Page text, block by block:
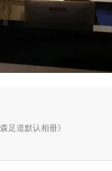
足道默认相册》